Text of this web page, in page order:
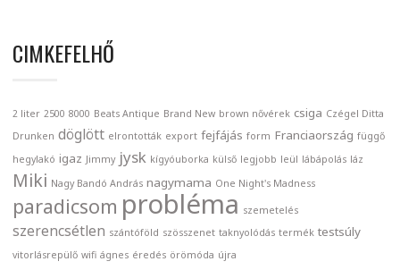
CIMKEFELHŐ
2 liter 2500 8000 Beats Antique Brand New brown nővérek csiga Czégel Ditta
Drunken döglött elrontották export fejfájás form Franciaország függő
hegylakó igaz Jimmy jysk kígyóuborka külső legjobb leül lábápolás láz
Miki Nagy Bandó András nagymama One Night's Madness
paradicsom probléma szemetelés
szerencsétlen szántóföld szösszenet taknyolódás termék testsúly
vitorlásrepülő wifi ágnes éredés örömóda újra